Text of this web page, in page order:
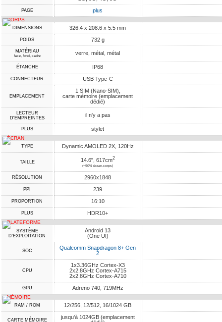
PAGE plus
CORPS
DIMENSIONS 326.4 x 208.6 x 5.5 mm
POIDS 732 g
MATÉRIAU
face, fond, cadre verre, métal, métal
ÉTANCHE IP68
CONNECTEUR USB Type-C
EMPLACEMENT
1 SIM (Nano-SIM),
carte mémoire (emplacement
dédié)
LECTEUR
D'EMPREINTES
il n'y a pas
PLUS stylet
ÉCRAN
TYPE Dynamic AMOLED 2X, 120Hz
TAILLE 14.6", 617cm2
(~90% écran-corps)
RÉSOLUTION 2960x1848
PPI 239
PROPORTION 16:10
PLUS HDR10+
PLATEFORME
SYSTÈME
D'EXPLOITATION
Android 13
(One UI)
SOC
Qualcomm Snapdragon 8+ Gen
2
CPU
1x3.36GHz Cortex-X3
2x2.8GHz Cortex-A715
2x2.8GHz Cortex-A710
GPU Adreno 740, 719MHz
MÉMOIRE
RAM / ROM 12/256, 12/512, 16/1024 GB
CARTE MÉMOIRE
jusqu'à 1024GB (emplacement